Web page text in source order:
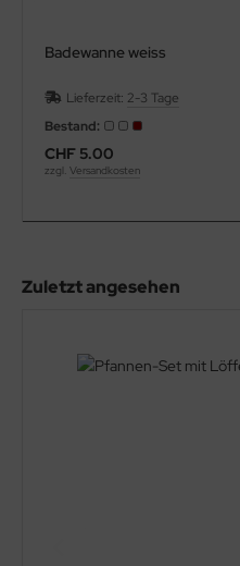
Badewanne weiss
Lieferzeit: 2-3 Tage
Bestand:
CHF 5.00
zzgl. Versandkosten
Zuletzt angesehen